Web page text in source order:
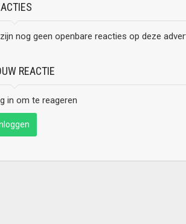
nog geen openbare reacties op deze
REACTIE
in om te reageren